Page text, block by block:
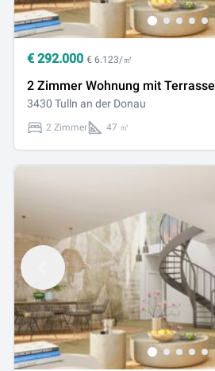
€ 292.000 € 6.123/㎡
2 Zimmer Wohnung mit Terrasse
3430 Tulln an der Donau
2 Zimmer 47 ㎡